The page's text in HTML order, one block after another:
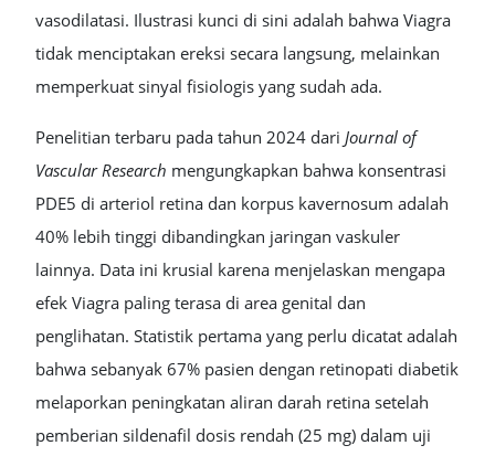
vasodilatasi. Ilustrasi kunci di sini adalah bahwa Viagra
tidak menciptakan ereksi secara langsung, melainkan
memperkuat sinyal fisiologis yang sudah ada.
Penelitian terbaru pada tahun 2024 dari Journal of
Vascular Research mengungkapkan bahwa konsentrasi
PDE5 di arteriol retina dan korpus kavernosum adalah
40% lebih tinggi dibandingkan jaringan vaskuler
lainnya. Data ini krusial karena menjelaskan mengapa
efek Viagra paling terasa di area genital dan
penglihatan. Statistik pertama yang perlu dicatat adalah
bahwa sebanyak 67% pasien dengan retinopati diabetik
melaporkan peningkatan aliran darah retina setelah
pemberian sildenafil dosis rendah (25 mg) dalam uji